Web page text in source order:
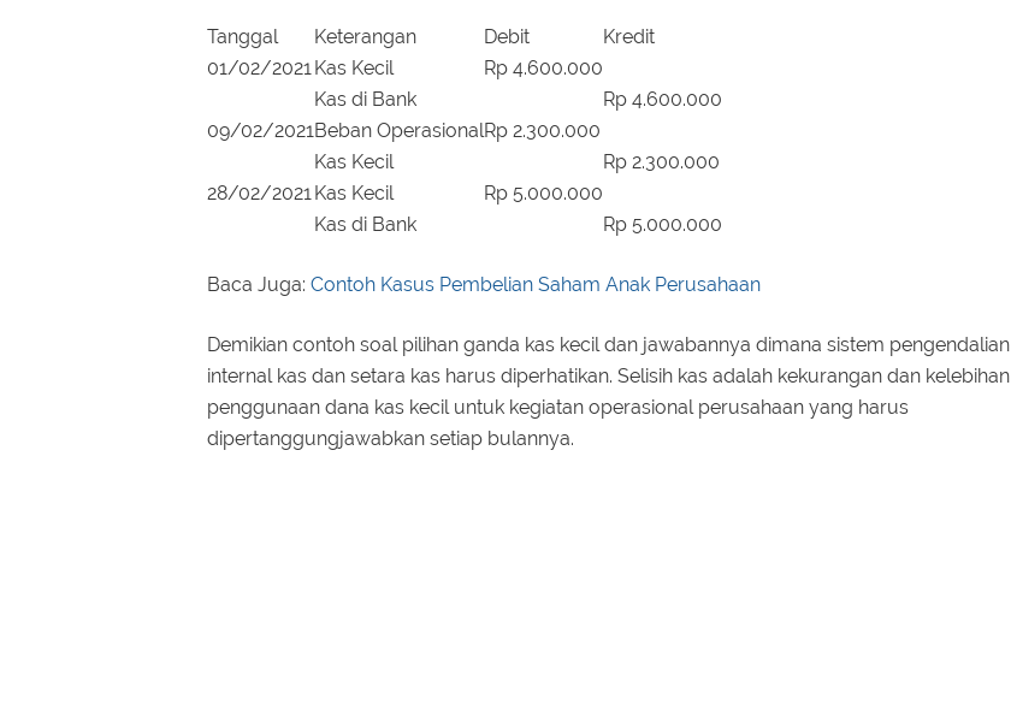
Tanggal Keterangan Debit
Kredit
01/02/2021 Kas Kecil
Rp 4.600.000
Kas di Bank
Rp 4.600.000
09/02/2021Beban OperasionalRp 2.300.000
Kas Kecil
Rp 2.300.000
28/02/2021 Kas Kecil
Rp 5.000.000
Kas di Bank
Rp 5.000.000
Baca Juga: Contoh Kasus Pembelian Saham Anak Perusahaan
Demikian contoh soal pilihan ganda kas kecil dan jawabannya dimana sistem pengendalian
internal kas dan setara kas harus diperhatikan. Selisih kas adalah kekurangan dan kelebihan
penggunaan dana kas kecil untuk kegiatan operasional perusahaan yang harus
dipertanggungjawabkan setiap bulannya.